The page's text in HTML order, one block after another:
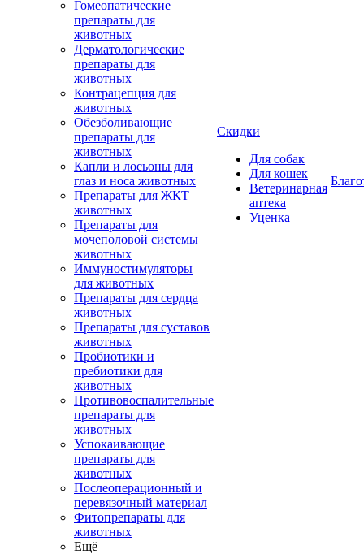
Гомеопатические
препараты для
животных
Дерматологические
препараты для
животных
Контрацепция для
животных
Обезболивающие
препараты для
животных
Капли и лосьоны для
глаз и носа животных
Препараты для ЖКТ
животных
Препараты для
мочеполовой системы
животных
Иммуностимуляторы
для животных
Препараты для сердца
животных
Препараты для суставов
животных
Пробиотики и
пребиотики для
животных
Противовоспалительные
препараты для
животных
Успокаивающие
препараты для
животных
Послеоперационный и
перевязочный материал
Фитопрепараты для
животных
Ещё
Скидки
Для собак
Для кошек
Ветеринарная
аптека
Уценка